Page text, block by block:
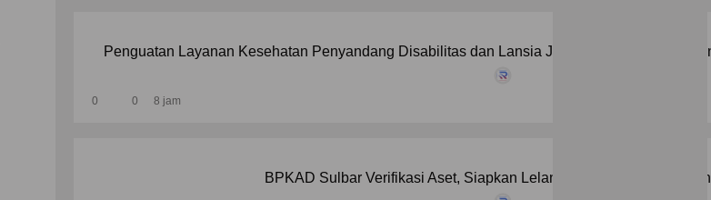
Penguatan Layanan Kesehatan Penyandang Disabilitas dan Lansia Jadi Topik Utama
0 0 8 jam
BPKAD Sulbar Verifikasi Aset, Siapkan Lelang Kendaraan Dinas